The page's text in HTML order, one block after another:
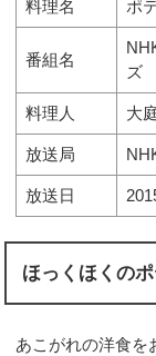
料理名 ポ
番組名
ズ
料理人 大
放送局
放送日
ほっくほくの
あこがれの洋食を